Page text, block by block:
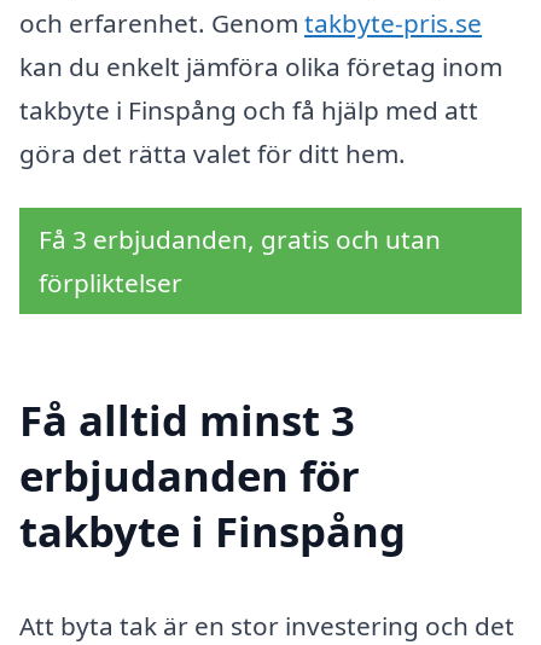
och erfarenhet. Genom takbyte-pris.se
kan du enkelt jämföra olika företag inom
takbyte i Finspång och få hjälp med att
göra det rätta valet för ditt hem.
Få 3 erbjudanden, gratis och utan
förpliktelser
Få alltid minst 3
erbjudanden för
takbyte i Finspång
Att byta tak är en stor investering och det